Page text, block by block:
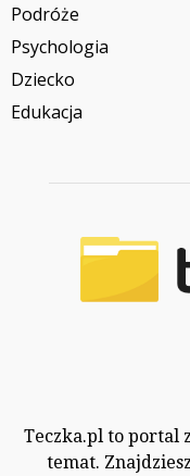
Podróże
Psychologia
Dziecko
Edukacja
Teczka.pl to portal
temat.